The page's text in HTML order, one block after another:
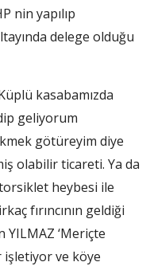
nin yapılıp
delege olduğu
kasabamızda
geliyorum
götüreyim diye
olabilir ticareti. Ya da
heybesi ile
fırıncının geldiği
YILMAZ ‘Meriçte
işletiyor ve köye